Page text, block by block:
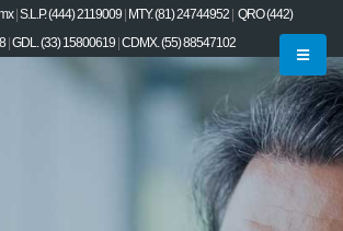
| S.L.P. (444) 2119009| MTY. (81) 24744952| QRO (442)
| GDL. (33) 15800619 CDMX. (55) 88547102